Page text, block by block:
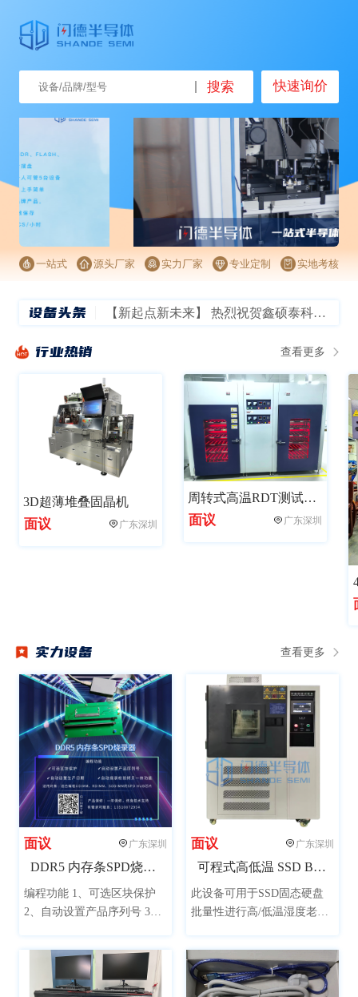
搜索 快速询价
一站式 源头厂家 实力厂家 专业定制 实地考核
设备头条
【新起点新未来】 热烈祝贺鑫硕泰科技有限公司乔迁大喜
热烈庆贺深圳奥斯珂乔迁之喜，开启信创新征程！
半导体车间——颠覆想象的超级洁净室！
行业热销 查看更多
3D超薄堆叠固晶机
面议 广东深圳
周转式高温RDT测试老化柜
面议 广东深圳
实力设备 查看更多
面议 广东深圳
DDR5 内存条SPD烧录器
编程功能 1、可选区块保护
2、自动设置产品序列号 3、
录校验拷贝一体功能 产品保
修：一年保修，终身技术支
面议 广东深圳
可程式高低温 SSD BIT老化试验箱
此设备可用于SSD固态硬盘
批量性进行高/低温湿度老化
各类材料、电子产品等进行
高低温湿度老化测试。